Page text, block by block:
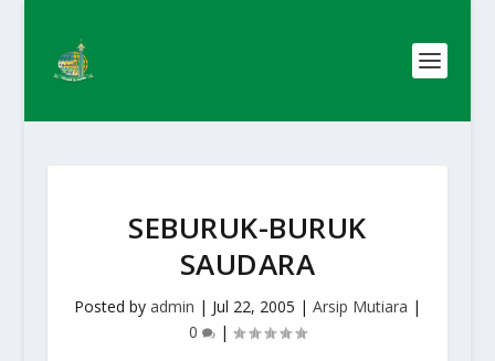
SEBURUK-BURUK
SAUDARA
Posted by admin | Jul 22, 2005 | Arsip Mutiara |
0
|